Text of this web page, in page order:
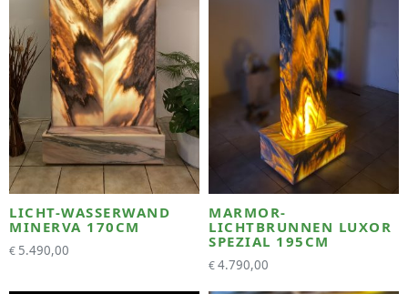
LICHT-WASSERWAND
MINERVA 170CM
€ 5.490,00
MARMOR-
LICHTBRUNNEN LUXOR
SPEZIAL 195CM
€4.790,00